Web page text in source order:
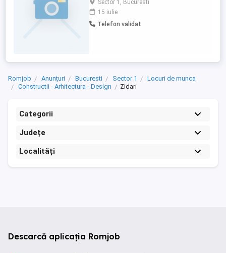
Sector 1, Bucuresti
15 iulie
Telefon validat
Romjob Anunțuri Bucuresti Sector 1
Locuri de munca
Constructii - Arhitectura - Design
Zidari
Categorii
Județe
Localități
Descarcă aplicația Romjob